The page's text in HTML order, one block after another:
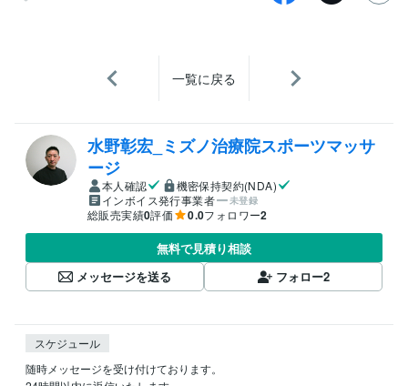
一覧に戻る
水野彰宏_ミズノ治療院スポーツマッサ
ージ
本人確認
機密保持契約(NDA)
インボイス発行事業者
未登録
総販売実績0評価 0.0フォロワー2
無料で見積り相談
メッセージを送る
フォロー2
スケジュール
随時メッセージを受け付けております。